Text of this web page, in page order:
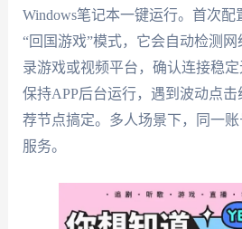
Windows笔记本一键运行。首次
“回国游戏”模式，它会自动检测
录游戏或视频平台，确认连接稳
保持APP后台运行，遇到波动点
荐节点搞定。多人场景下，同一
服务。